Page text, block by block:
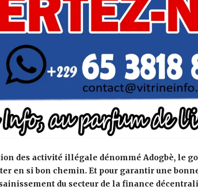
des activité illégale dénommé Adogbè, le
en si bon chemin. Et pour garantir une
du secteur de la finance